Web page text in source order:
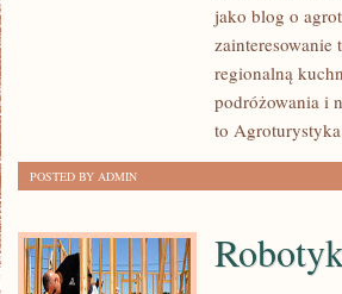
ROKU?
jako blog o
regionalną
podróżowania i
to
POSTED BY ADMIN